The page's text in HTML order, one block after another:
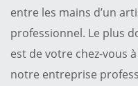
entre les mains d’un
professionnel. Le plus
est de votre chez-vous
notre entreprise